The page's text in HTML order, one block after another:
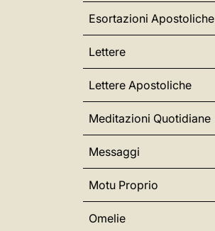
Esortazioni Apostoliche
Lettere
Lettere Apostoliche
Meditazioni Quotidiane
Messaggi
Motu Proprio
Omelie